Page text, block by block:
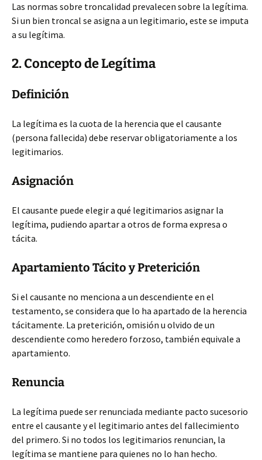
Las normas sobre troncalidad prevalecen sobre la legítima.
Si un bien troncal se asigna a un legitimario, este se imputa
a su legítima.
2. Concepto de Legítima
Definición
La legítima es la cuota de la herencia que el causante
(persona fallecida) debe reservar obligatoriamente a los
legitimarios.
Asignación
El causante puede elegir a qué legitimarios asignar la
legítima, pudiendo apartar a otros de forma expresa o
tácita.
Apartamiento Tácito y Preterición
Si el causante no menciona a un descendiente en el
testamento, se considera que lo ha apartado de la herencia
tácitamente. La preterición, omisión u olvido de un
descendiente como heredero forzoso, también equivale a
apartamiento.
Renuncia
La legítima puede ser renunciada mediante pacto sucesorio
entre el causante y el legitimario antes del fallecimiento
del primero. Si no todos los legitimarios renuncian, la
legítima se mantiene para quienes no lo han hecho.